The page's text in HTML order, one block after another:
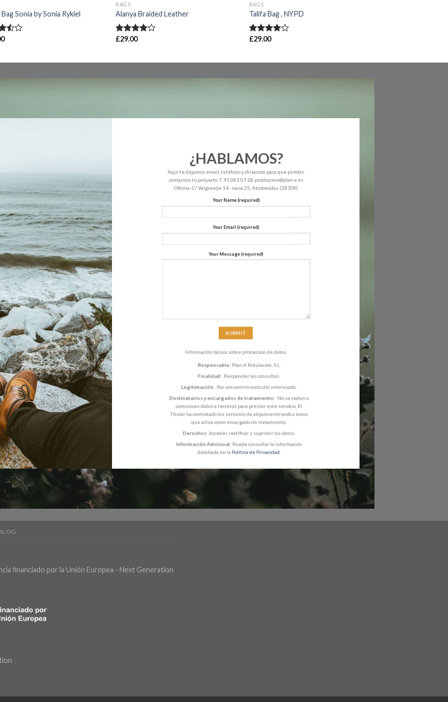
Sonia by Sonia Rykiel
BAGS
Alanya Braided Leather
Valorado
£29.00
BAGS
Talifa Bag , NYPD
Valorado
£29.00
¿HABLAMOS?
Aquí te dejamos email, teléfono y dirección para que puedas
contarnos tu proyecto. T. 91 081 07 28 produccion@plan-a.es
Oficina- C/ Valgrande 14 - nave 25, Alcobendas (28108)
Your Name (required)
Your Email (required)
Your Message (required)
Información básica sobre protección de datos
Responsable: Plan-A Rotulación, S.L.
Finalidad: Responder las consultas.
Legitimación: Por consentimiento del interesado.
Destinatarios y encargados de tratamiento: No se ceden o
comunican datos a terceros para prestar este servicio. El
Titular ha contratado los servicios de alojamiento web a Ionos
que actúa como encargado de tratamiento.
Derechos:Acceder, rectificar y suprimir los datos.
Información Adicional: Puede consultar la información
detallada en la Política de Privacidad
financiado por la Unión Europea - Next Generation